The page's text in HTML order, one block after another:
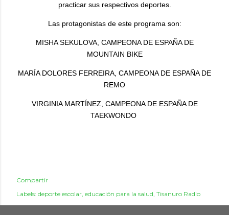
practicar sus respectivos deportes.
Las protagonistas de este programa son:
MISHA SEKULOVA, CAMPEONA DE ESPAÑA DE
MOUNTAIN BIKE
MARÍA DOLORES FERREIRA, CAMPEONA DE ESPAÑA DE
REMO
VIRGINIA MARTÍNEZ, CAMPEONA DE ESPAÑA DE
TAEKWONDO
Compartir
Labels: deporte escolar educación para la salud Tisanuro Radio